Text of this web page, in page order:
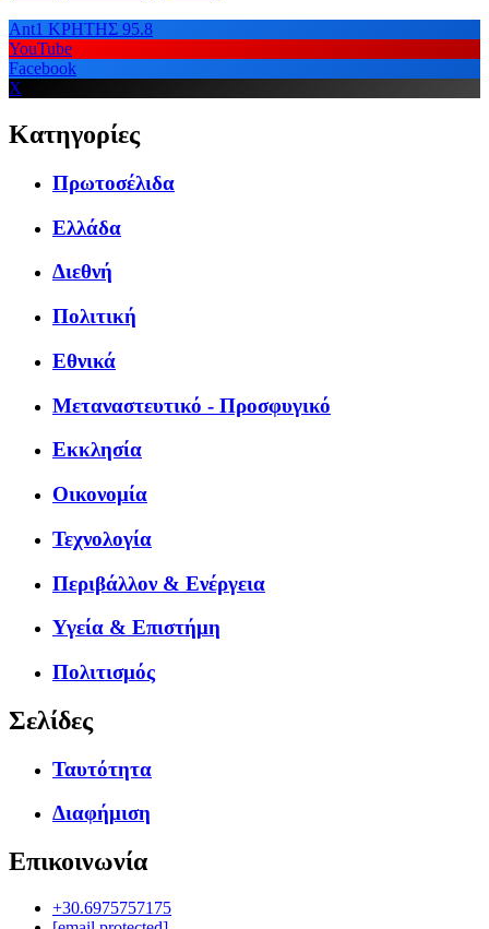
Ant1 ΚΡΗΤΗΣ 95.8
YouTube
Facebook
X
Κατηγορίες
Πρωτοσέλιδα
Ελλάδα
Διεθνή
Πολιτική
Εθνικά
Μεταναστευτικό - Προσφυγικό
Εκκλησία
Οικονομία
Τεχνολογία
Περιβάλλον & Ενέργεια
Υγεία & Επιστήμη
Πολιτισμός
Σελίδες
Ταυτότητα
Διαφήμιση
Επικοινωνία
+30.6975757175